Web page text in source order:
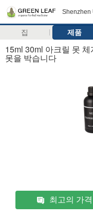
Shenzhen
집 제품
15ml 30ml 아크릴 못
못을 박습니다
최고의 가격